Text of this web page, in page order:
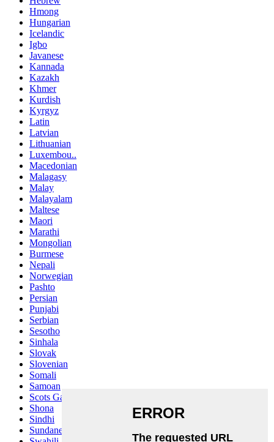
Hmong
Hungarian
Icelandic
Igbo
Javanese
Kannada
Kazakh
Khmer
Kurdish
Kyrgyz
Latin
Latvian
Lithuanian
Luxembou..
Macedonian
Malagasy
Malay
Malayalam
Maltese
Maori
Marathi
Mongolian
Burmese
Nepali
Norwegian
Pashto
Persian
Punjabi
Serbian
Sesotho
Sinhala
Slovak
Slovenian
Somali
Samoan
Scots Gaelic
Shona
Sindhi
Sundanese